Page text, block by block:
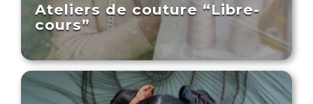
Ateliers de couture “Libre-
cours”